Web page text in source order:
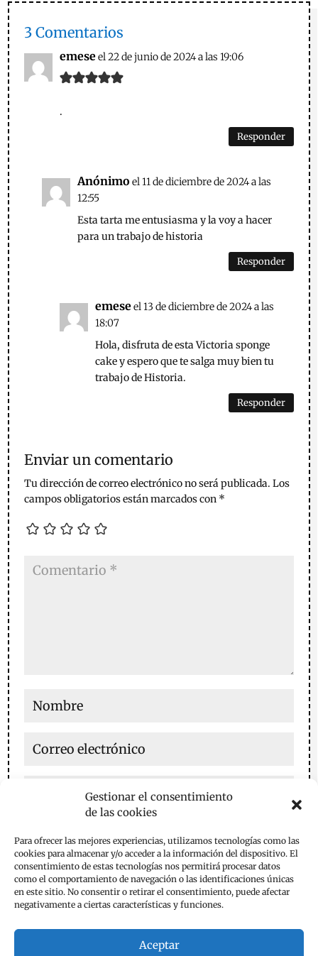
Gestionar el consentimiento
de las cookies
Para ofrecer las mejores experiencias, utilizamos tecnologías como las
cookies para almacenar y/o acceder a la información del dispositivo. El
consentimiento de estas tecnologías nos permitirá procesar datos
como el comportamiento de navegación o las identificaciones únicas
en este sitio. No consentir o retirar el consentimiento, puede afectar
negativamente a ciertas características y funciones.
Aceptar
3 Comentarios
emeseel 22 de junio de 2024 a las 19:06
.
Responder
Anónimo el 11 de diciembre de 2024 a las
12:55
Esta tarta me entusiasma y la voy a hacer
para un trabajo de historia
Responder
emeseel 13 de diciembre de 2024 a las
18:07
Hola, disfruta de esta Victoria sponge
cake y espero que te salga muy bien tu
trabajo de Historia.
Responder
Enviar un comentario
Tu dirección de correo electrónico no será publicada. Los
campos obligatorios están marcados con *
navegador para la próxima vez que comente.
Enviar comentario